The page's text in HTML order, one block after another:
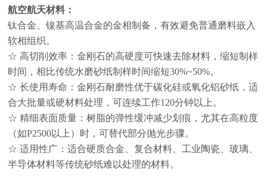
航空航天材料：
钛合金、镍基高温合金的金相制备，有效避免普通磨料嵌入
软相组织。
☆ 高切削效率：金刚石的高硬度可快速去除材料，缩短制样
时间，相比传统水磨砂纸制样时间缩短30%~50%。
☆ 长使用寿命：金刚石耐磨性优于碳化硅或氧化铝砂纸，适
合大批量或硬材料处理，可连续工作120分钟以上。
☆ 精细表面质量：树脂的弹性缓冲减少划痕，尤其在高粒度
（如P2500以上）时，可替代部分抛光步骤。
☆ 适用性广：适合硬质合金、复合材料、工业陶瓷、玻璃、
半导体材料等传统砂纸难以处理的材料。